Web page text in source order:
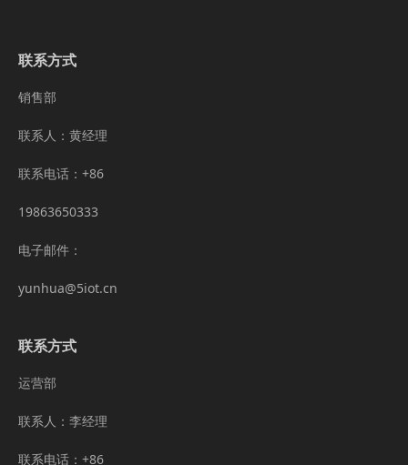
联系方式
销售部
联系人：黄经理
联系电话：+86
19863650333
电子邮件：
yunhua@5iot.cn
联系方式
运营部
联系人：李经理
联系电话：+86